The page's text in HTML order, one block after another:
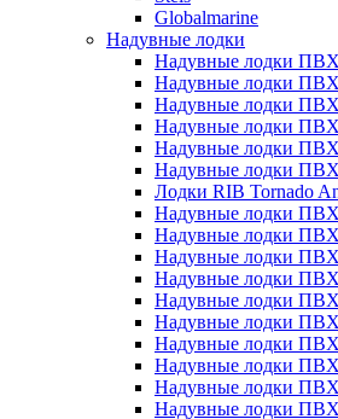
Globalmarine
Надувные лодки
Надувные лодки
Надувные лодки ПВХ
Надувные лодки
Надувные лодки
Надувные лодки
Надувные лодки
Лодки RIB Tornado
Надувные лодки
Надувные лодки
Надувные лодки
Надувные лодки ПВХ
Надувные лодки
Надувные лодки
Надувные лодки
Надувные лодки
Надувные лодки
Надувные лодки